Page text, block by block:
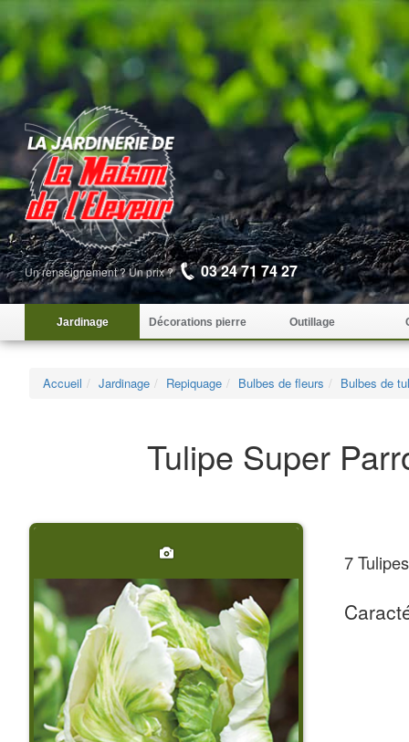
Un renseignement ? Un prix ? 03 24 71 74 27
Jardinage Décorations pierre Outillage
Accueil Jardinage Repiquage Bulbes de fleurs Bulbes de
Tulipe Super
7